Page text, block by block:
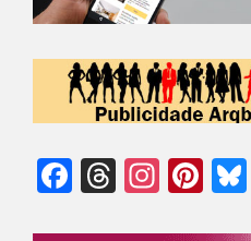
Facebook